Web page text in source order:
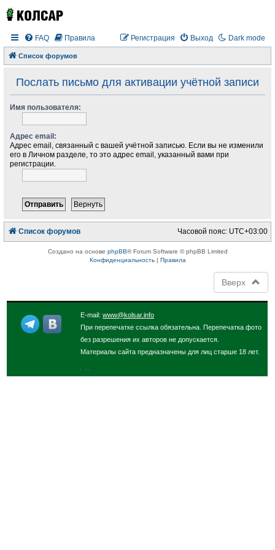
Dark mode
FAQ Правила Выход
Регистрация
Список форумов
Послать письмо для активации учётной записи
Имя пользователя:
Адрес email:
Адрес email, связанный с вашей учётной записью. Если вы не изменили
его в Личном разделе, то это адрес email, указанный вами при
регистрации.
Список форумов Часовой пояс: UTC+03:00
Создано на основе phpBB® Forum Software © phpBB Limited
Конфиденциальность| Правила
Вверх
E-mail:www@kolsar.info
При перепечатке ссылка обязательна. Перепечатка фото
без разрешения их авторов не допускается.
Материалы сайта предназначены для лиц старше 18 лет.